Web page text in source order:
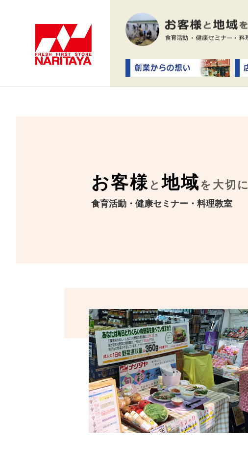
お客様 と地域 を大切に
食育活動・健康セミナー・料理教室